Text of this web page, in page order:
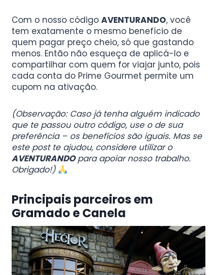
Com o nosso código AVENTURANDO, você
tem exatamente o mesmo benefício de
quem pagar preço cheio, só que gastando
menos. Então não esqueça de aplicá-lo e
compartilhar com quem for viajar junto, pois
cada conta do Prime Gourmet permite um
cupom na ativação.
(Observação: Caso já tenha alguém indicado
que te passou outro código, use o de sua
preferência – os benefícios são iguais. Mas se
este post te ajudou, considere utilizar o
AVENTURANDOpara apoiar nosso trabalho.
Obrigado!)
Principaisparceiros em
Gramado e Canela